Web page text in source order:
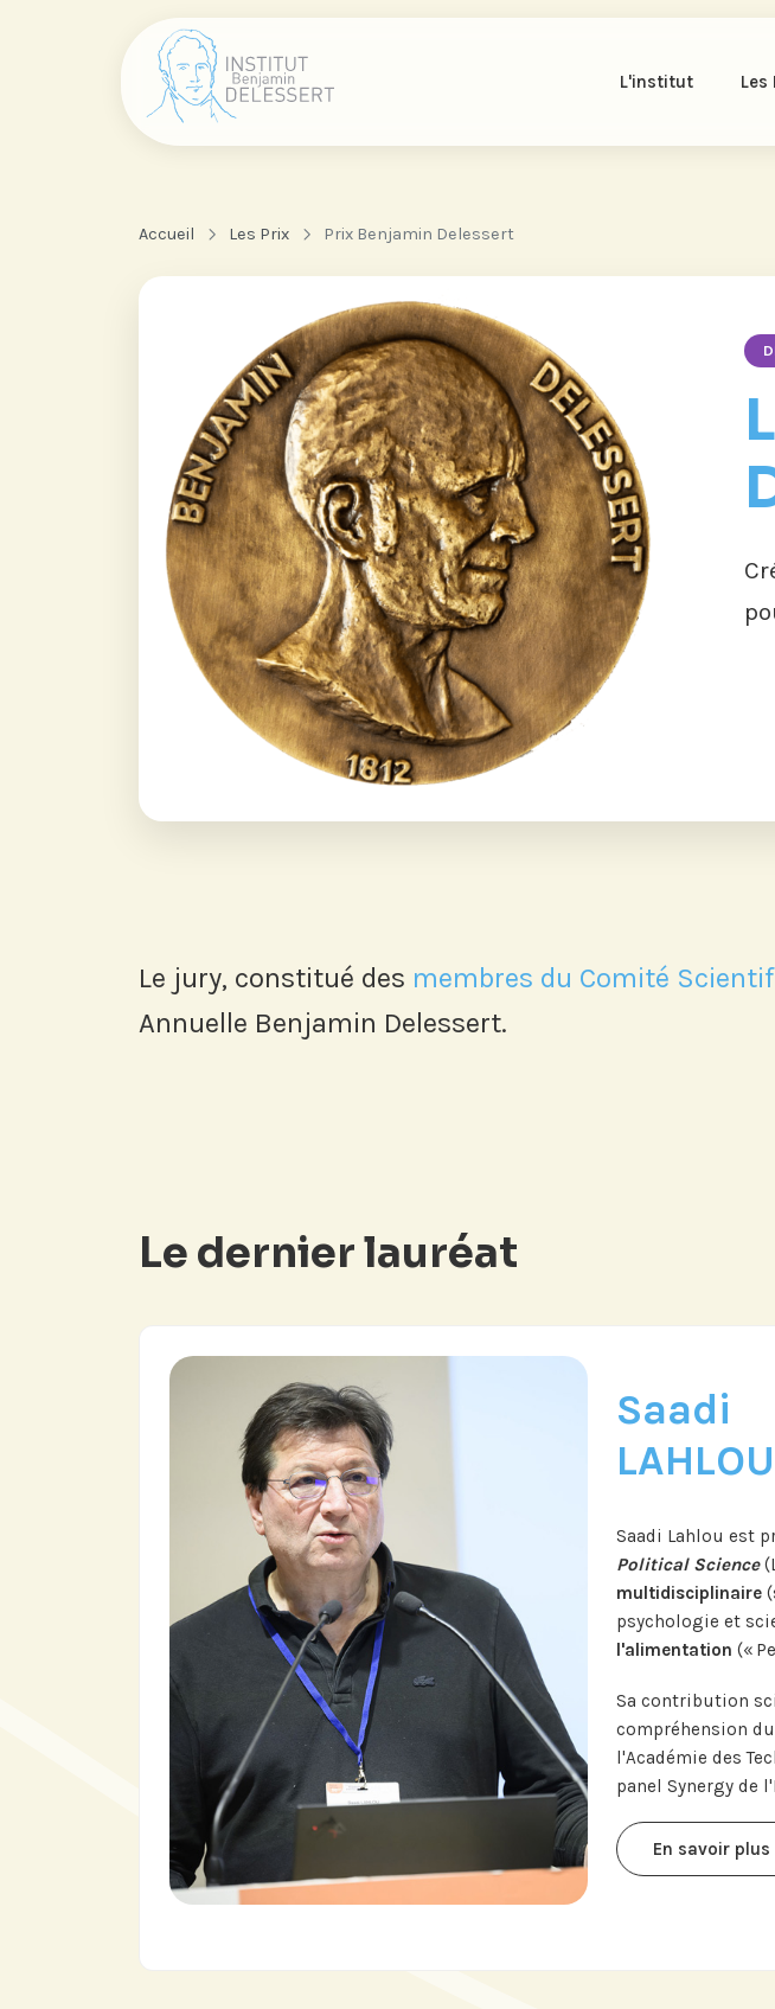
L'institut Les
Accueil Les Prix Prix Benjamin Delessert
Le jury, constitué des membres du Comité
Annuelle Benjamin Delessert.
Le dernier lauréat
Saadi
LAHLOU
Saadi Lahlou est
Political Science
multidisciplinaire
psychologie et
l'alimentation («
Sa contribution
compréhension
l'Académie des
panel Synergy de
En savoir plus